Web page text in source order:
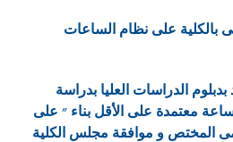
على نظام الساعات
الدراسات العليا بدراسة
دراسية بواقع 30 ساعة معتمدة على الأقل بناء ״ على
المختص و موافقة مجلس الكلية